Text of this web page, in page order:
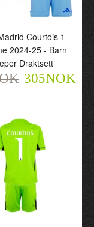
Courtois 1
2024-25 - Barn
Draktsett
305NOK
Courtois 1
2024-25 - Barn
Draktsett
305NOK